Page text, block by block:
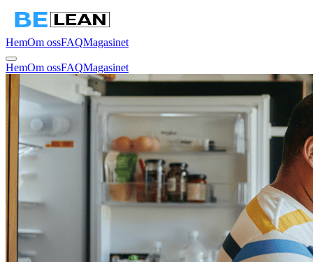
HemOm ossFAQMagasinet
HemOm ossFAQMagasinet